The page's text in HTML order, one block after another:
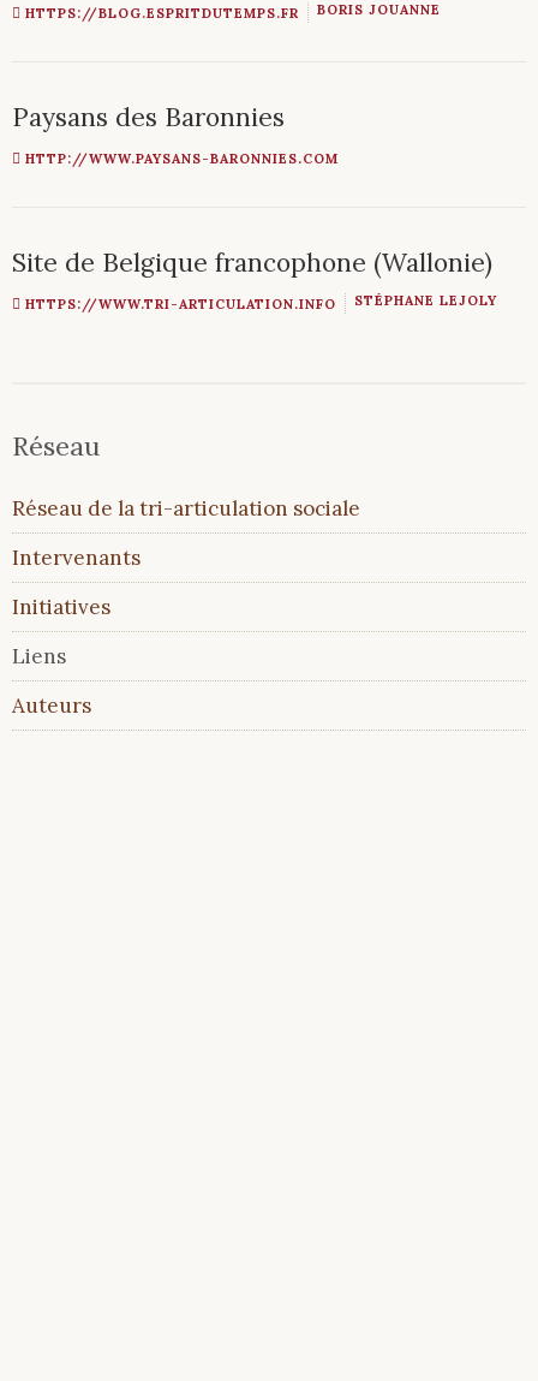
HTTPS://BLOG.ESPRITDUTEMPS.FR BORIS JOUANNE
Paysans des Baronnies
HTTP://WWW.PAYSANS-BARONNIES.COM
Site de Belgique francophone (Wallonie)
HTTPS://WWW.TRI-ARTICULATION.INFO STÉPHANE LEJOLY
Réseau
Aller
au
Réseau de la tri-articulation sociale
Intervenants
Initiatives
Liens
Auteurs